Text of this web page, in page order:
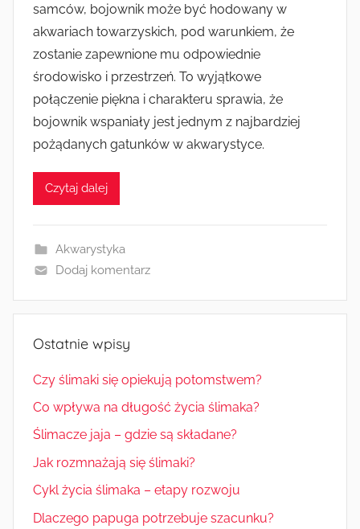
samców, bojownik może być hodowany w
akwariach towarzyskich, pod warunkiem, że
zostanie zapewnione mu odpowiednie
środowisko i przestrzeń. To wyjątkowe
połączenie piękna i charakteru sprawia, że
bojownik wspaniały jest jednym z najbardziej
pożądanych gatunków w akwarystyce.
Czytaj dalej
Akwarystyka
Dodaj komentarz
Ostatnie wpisy
Czy ślimaki się opiekują potomstwem?
Co wpływa na długość życia ślimaka?
Ślimacze jaja – gdzie są składane?
Jak rozmnażają się ślimaki?
Cykl życia ślimaka – etapy rozwoju
Dlaczego papuga potrzebuje szacunku?